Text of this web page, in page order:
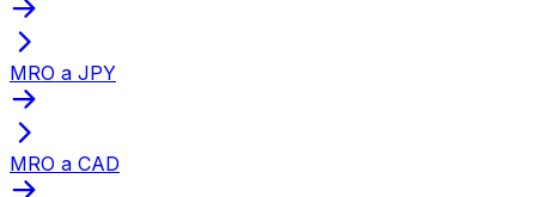
MRO a JPY
MRO a CAD